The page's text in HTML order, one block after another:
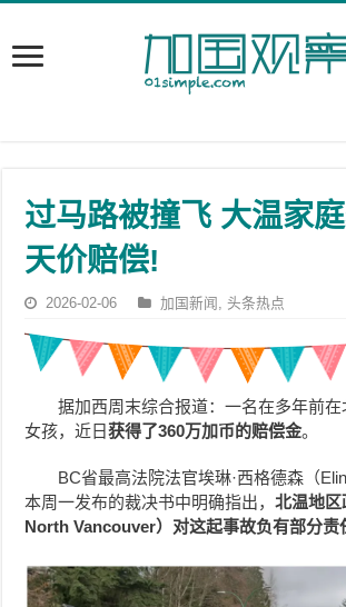
过马路被撞飞 大温家
天价赔偿!
2026-02-06 加国新闻 ,头条热点
据加西周末综合报道：一名在多年前
女孩，近日获得了360万加币的赔偿金。
BC省最高法院法官埃琳·西格德森（
本周一发布的裁决书中明确指出，北温地
North Vancouver）对这起事故负有部分责